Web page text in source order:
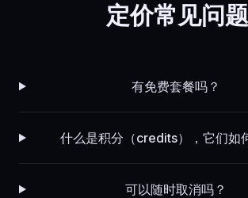
定价常见问题
有免费套餐吗？
什么是积分（credits），它们如
可以随时取消吗？